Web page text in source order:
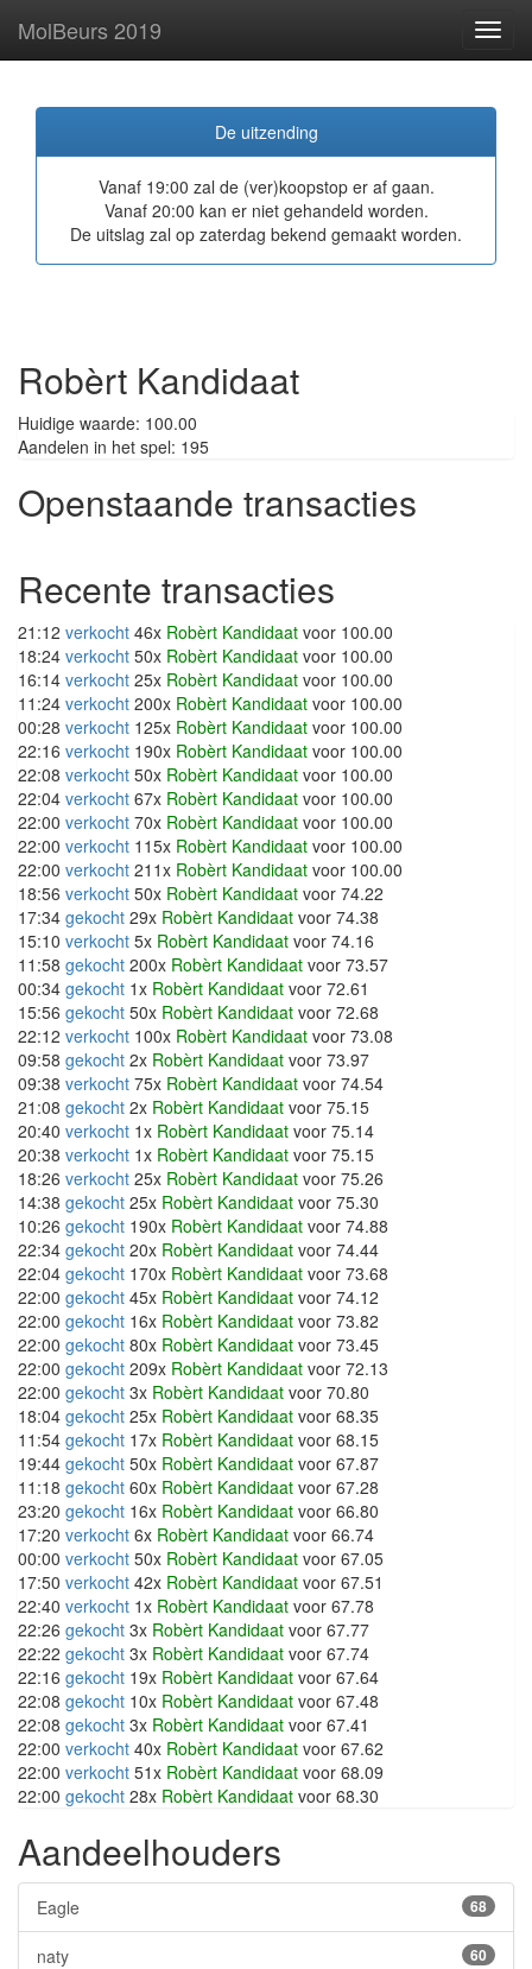
MolBeurs 2019
De uitzending
Vanaf 19:00 zal de (ver)koopstop er af gaan.
Vanaf 20:00 kan er niet gehandeld worden.
De uitslag zal op zaterdag bekend gemaakt worden.
Robèrt Kandidaat
Huidige waarde: 100.00
Aandelen in het spel: 195
Openstaande transacties
Recente transacties
21:12 verkocht 46x Robèrt Kandidaat voor 100.00
18:24 verkocht 50x Robèrt Kandidaat voor 100.00
16:14 verkocht 25x Robèrt Kandidaat voor 100.00
11:24 verkocht 200x Robèrt Kandidaat voor 100.00
00:28 verkocht 125x Robèrt Kandidaat voor 100.00
22:16 verkocht 190x Robèrt Kandidaat voor 100.00
22:08 verkocht 50x Robèrt Kandidaat voor 100.00
22:04 verkocht 67x Robèrt Kandidaat voor 100.00
22:00 verkocht 70x Robèrt Kandidaat voor 100.00
22:00 verkocht 115x Robèrt Kandidaat voor 100.00
22:00 verkocht 211x Robèrt Kandidaat voor 100.00
18:56 verkocht 50x Robèrt Kandidaat voor 74.22
17:34 gekocht 29x Robèrt Kandidaat voor 74.38
15:10 verkocht 5x Robèrt Kandidaat voor 74.16
11:58 gekocht 200x Robèrt Kandidaat voor 73.57
00:34 gekocht 1x Robèrt Kandidaat voor 72.61
15:56 gekocht 50x Robèrt Kandidaat voor 72.68
22:12 verkocht 100x Robèrt Kandidaat voor 73.08
09:58 gekocht 2x Robèrt Kandidaat voor 73.97
09:38 verkocht 75x Robèrt Kandidaat voor 74.54
21:08 gekocht 2x Robèrt Kandidaat voor 75.15
20:40 verkocht 1x Robèrt Kandidaat voor 75.14
20:38 verkocht 1x Robèrt Kandidaat voor 75.15
18:26 verkocht 25x Robèrt Kandidaat voor 75.26
14:38 gekocht 25x Robèrt Kandidaat voor 75.30
10:26 gekocht 190x Robèrt Kandidaat voor 74.88
22:34 gekocht 20x Robèrt Kandidaat voor 74.44
22:04 gekocht 170x Robèrt Kandidaat voor 73.68
22:00 gekocht 45x Robèrt Kandidaat voor 74.12
22:00 gekocht 16x Robèrt Kandidaat voor 73.82
22:00 gekocht 80x Robèrt Kandidaat voor 73.45
22:00 gekocht 209x Robèrt Kandidaat voor 72.13
22:00 gekocht 3x Robèrt Kandidaat voor 70.80
18:04 gekocht 25x Robèrt Kandidaat voor 68.35
11:54 gekocht 17x Robèrt Kandidaat voor 68.15
19:44 gekocht 50x Robèrt Kandidaat voor 67.87
11:18 gekocht 60x Robèrt Kandidaat voor 67.28
23:20 gekocht 16x Robèrt Kandidaat voor 66.80
17:20 verkocht 6x Robèrt Kandidaat voor 66.74
00:00 verkocht 50x Robèrt Kandidaat voor 67.05
17:50 verkocht 42x Robèrt Kandidaat voor 67.51
22:40 verkocht 1x Robèrt Kandidaat voor 67.78
22:26 gekocht 3x Robèrt Kandidaat voor 67.77
22:22 gekocht 3x Robèrt Kandidaat voor 67.74
22:16 gekocht 19x Robèrt Kandidaat voor 67.64
22:08 gekocht 10x Robèrt Kandidaat voor 67.48
22:08 gekocht 3x Robèrt Kandidaat voor 67.41
22:00 verkocht 40x Robèrt Kandidaat voor 67.62
22:00 verkocht 51x Robèrt Kandidaat voor 68.09
22:00 gekocht 28x Robèrt Kandidaat voor 68.30
Aandeelhouders
68
Eagle
60
naty